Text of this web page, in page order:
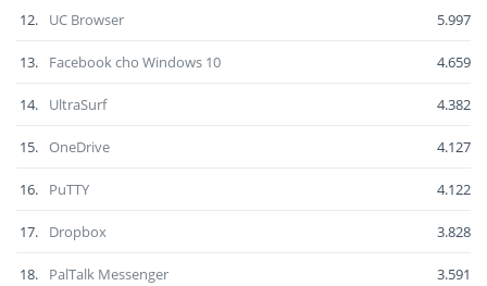
12. UC Browser 5.997
13. Facebook cho Windows 10 4.659
14. UltraSurf 4.382
15. OneDrive 4.127
16. PuTTY 4.122
17. Dropbox 3.828
18. PalTalk Messenger 3.591